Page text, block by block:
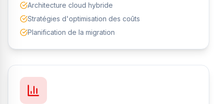
Architecture cloud hybride
Stratégies d'optimisation des coûts
Planification de la migration